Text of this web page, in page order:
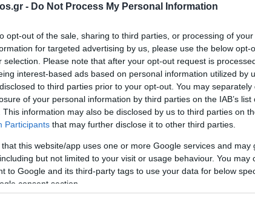
- Do Not Process My Personal Information
opt-out of the sale, sharing to third parties, or processing of
for targeted advertising by us, please use the below opt-
selection. Please note that after your opt-out request is
interest-based ads based on personal information utilized by
to third parties prior to your opt-out. You may
of your personal information by third parties on the IAB’s list
This information may also be disclosed by us to third parties on
Participants that may further disclose it to other third parties.
that this website/app uses one or more Google services and may
but not limited to your visit or usage behaviour. You may
to Google and its third-party tags to use your data for below
consent section.
Καστοριά με θέμα «Ευκαιρία
Υφιστάμενων ΜΜΕ» τη Δευτέρα 2/3
σε συνεργασία με την Ειδική Υπηρεσία Δίκαιης
(ΕΥΔΑΜ) και την ΚΕΠΑ-ΑΝΕΜ, διοργανώνει
με ...
σύσκεψη στην Καστοριά με τον Υπ.
Θεοδωρικάκο για τη γούνα